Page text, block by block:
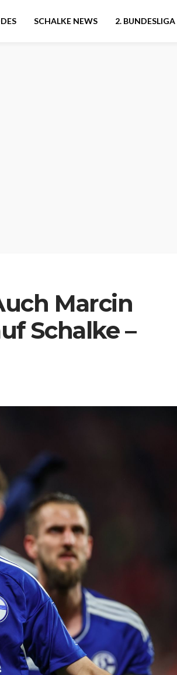
SCHALKE NEWS 2. BUNDESLIGA
Marcin
Schalke –